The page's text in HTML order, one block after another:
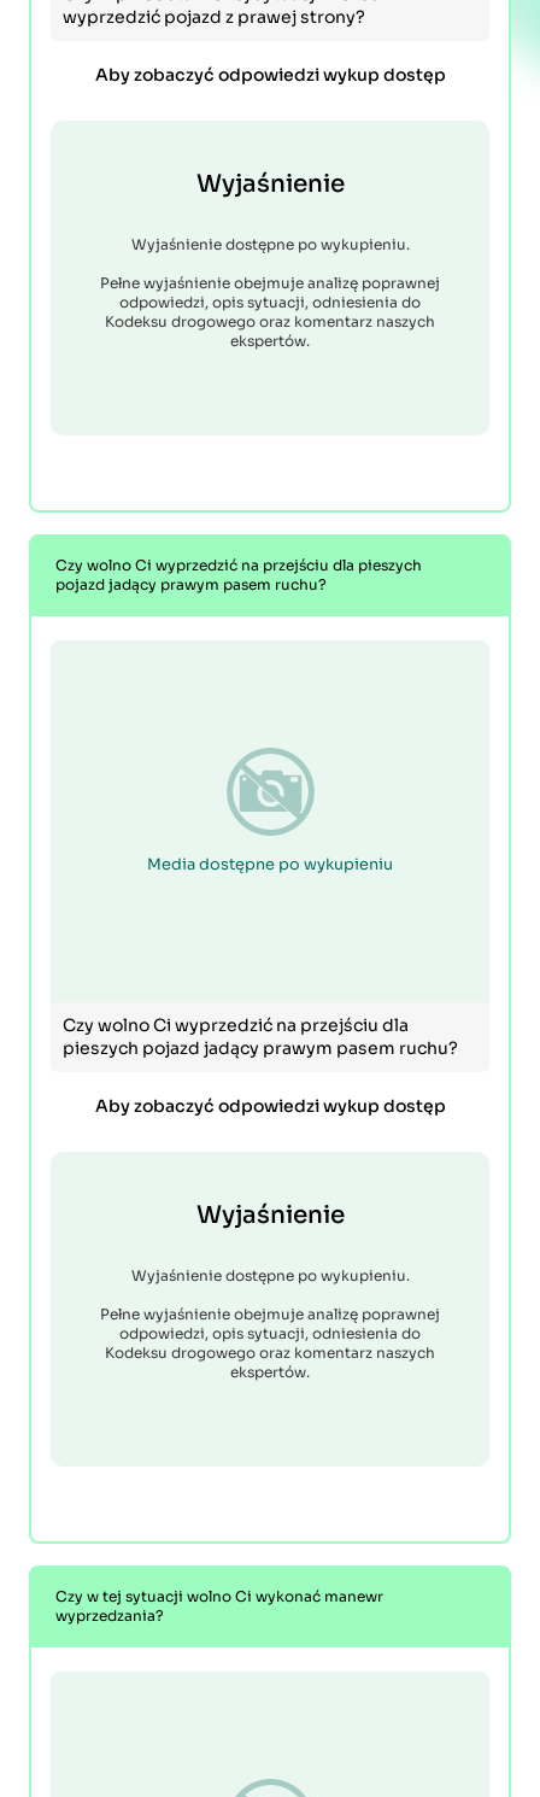
wyprzedzić pojazd z prawej strony?
Aby zobaczyć odpowiedzi wykup dostęp
Wyjaśnienie
Wyjaśnienie dostępne po wykupieniu.
Pełne wyjaśnienie obejmuje analizę poprawnej
odpowiedzi, opis sytuacji, odniesienia do
Kodeksu drogowego oraz komentarz naszych
ekspertów.
Czy wolno Ci wyprzedzić na przejściu dla pieszych
pojazd jadący prawym pasem ruchu?
Media dostępne po wykupieniu
Czy wolno Ci wyprzedzić na przejściu dla
pieszych pojazd jadący prawym pasem ruchu?
Aby zobaczyć odpowiedzi wykup dostęp
Wyjaśnienie
Wyjaśnienie dostępne po wykupieniu.
Pełne wyjaśnienie obejmuje analizę poprawnej
odpowiedzi, opis sytuacji, odniesienia do
Kodeksu drogowego oraz komentarz naszych
ekspertów.
Czy w tej sytuacji wolno Ci wykonać manewr
wyprzedzania?